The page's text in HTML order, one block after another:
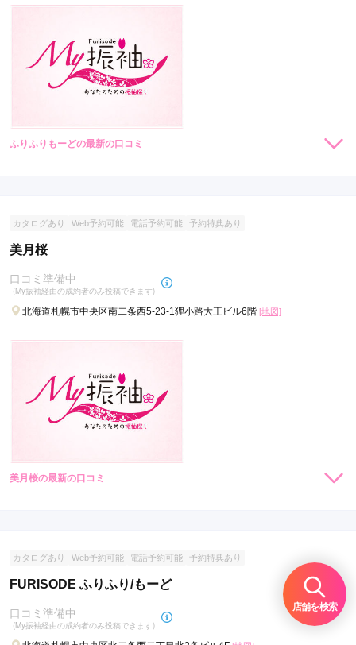
ふりふりもーどの最新の口コミ
カタログあり Web予約可能 電話予約可能 予約特典あり
美月桜
口コミ準備中
(My振袖経由の成約者のみ投稿できます)
北海道札幌市中央区南二条西5-23-1狸小路大王ビル6階 [地図]
美月桜の最新の口コミ
カタログあり Web予約可能 電話予約可能 予約特典あり
FURISODE ふりふり/もーど
口コミ準備中
(My振袖経由の成約者のみ投稿できます)
店舗を検索